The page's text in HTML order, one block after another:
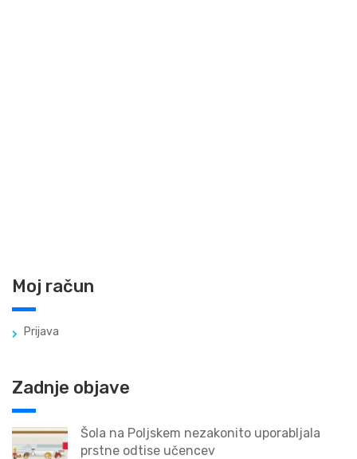
Moj račun
Prijava
Zadnje objave
Šola na Poljskem nezakonito uporabljala
prstne odtise učencev